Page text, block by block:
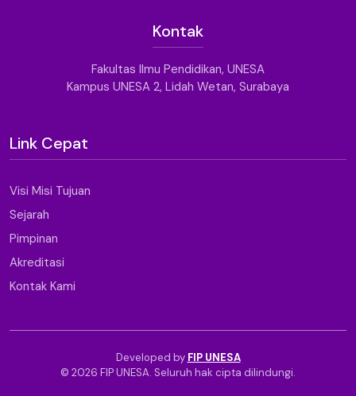
Kontak
Fakultas Ilmu Pendidikan, UNESA
Kampus UNESA 2, Lidah Wetan, Surabaya
Link Cepat
Visi Misi Tujuan
Sejarah
Pimpinan
Akreditasi
Kontak Kami
© 2026 FIP UNESA. Seluruh hak cipta dilindungi.
Developed by FIP UNESA